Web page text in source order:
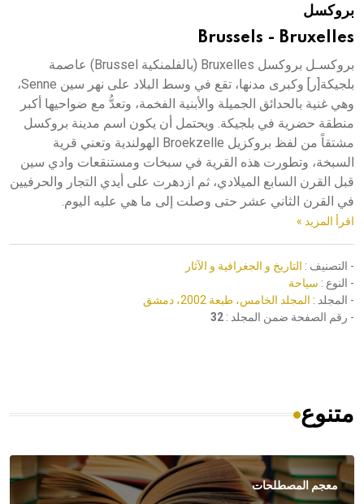
بروكسل
Brussels - Bruxelles
بروكسـل بروكسل Bruxelles (بالفلمنكية Brussel) عاصمة
بلجيكة[ر] وكبرى مدنها، تقع في وسط البلاد على نهر سين Senne،
وهي غنية بالحدائق الجميلة والأبنية الفخمة، وتعدُّ مع ضواحيها أكبر
منطقة حضرية في بلجيكة. ويحتمل أن يكون اسم مدينة بروكسل
مشتقاً من لفظ بروكزيل Broekzelle الهولندية وتعني قرية
السبخة، وتطورت هذه القرية في سبخات ومستنقعات وادي سين
قبل القرن السابع الميلادي، ثم ازدهرت على أيدي التجار والحرفيين
في القرن الثاني عشر حتى وصلت إلى ما هي عليه اليوم.
اقرأ المزيد »
- التصنيف : التاريخ و الجغرافية و الآثار
- النوع : سياحة
- المجلد : المجلد الخامس، طبعة 2002، دمشق
- رقم الصفحة ضمن المجلد : 32
متنوع
معجم المصطلحات